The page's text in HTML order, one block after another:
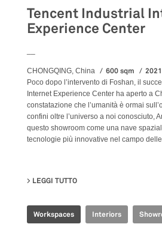
Tencent Industrial
Experience Center
CHONGQING, China 600 sqm 2021
Poco dopo l’intervento di Foshan, il
Internet Experience Center ha aperto a
constatazione che l’umanità è ormai
confini oltre l’universo a noi conosciuto,
questo showroom come una nave
tecnologie più innovative nel campo
LEGGI TUTTO
Workspaces Interiors